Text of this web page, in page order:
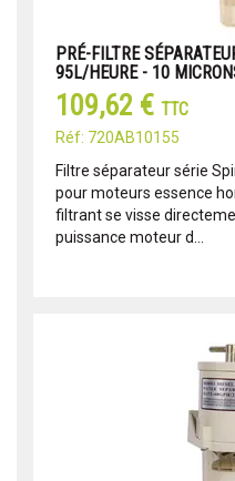
PRÉ-FILTRE
95L/HEURE - 10
109,62 € TTC
Réf: 720AB10155
Filtre séparateur série
pour moteurs essence
filtrant se visse
puissance moteur d...